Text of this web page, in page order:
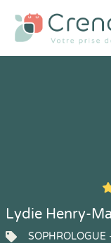
5
1
5
Lydie Henry-
SOPHROLOGUE